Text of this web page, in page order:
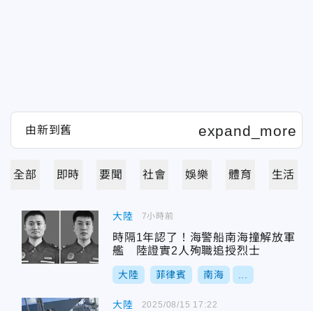
全部 即時 要聞 社會 娛樂 體育 生活
大陸
時隔1年認了！海警船南海撞解放軍
艦 陸證實2人殉職追授烈士
大陸 菲律賓 南海
7小時前
大陸 2025/08/15 17:22